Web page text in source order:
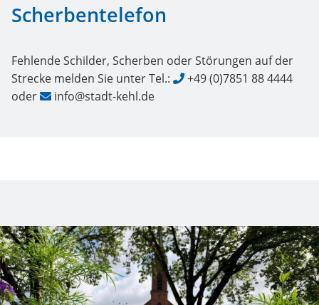
Scherbentelefon
Fehlende Schilder, Scherben oder Störungen auf der
Strecke melden Sie unter Tel.:
+49 (0)7851 88 4444
oder
info@stadt-kehl.de